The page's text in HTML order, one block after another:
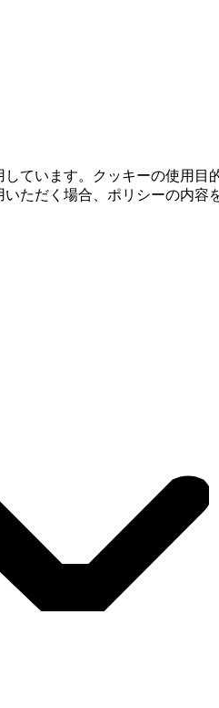
ています。クッキーの使用目
ただく場合、ポリシーの内容